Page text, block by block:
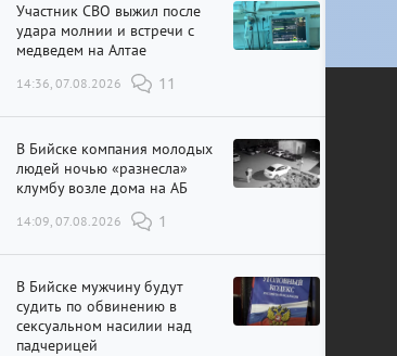
Участник СВО выжил после
удара молнии и встречи с
медведем на Алтае
14:36, 07.08.2026 11
В Бийске компания молодых
людей ночью «разнесла»
клумбу возле дома на АБ
14:09, 07.08.2026 1
В Бийске мужчину будут
судить по обвинению в
сексуальном насилии над
падчерицей